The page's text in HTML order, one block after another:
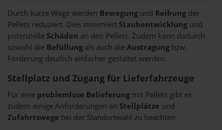
Durch kurze Wege werden Bewegung und Reibung der
Pellets reduziert. Dies minimiert Staubentwicklung und
potenzielle Schäden an den Pellets. Zudem kann dadurch
sowohl die Befüllung als auch dieAustragung bzw.
Förderung deutlich einfacher gestaltet werden.
Stellplatz und Zugang für Lieferfahrzeuge
Für eine problemlose Belieferung mit Pellets gibt es
zudem einige Anforderungen an Stellplätze und
Zufahrtswege bei der Standortwahl zu beachten.